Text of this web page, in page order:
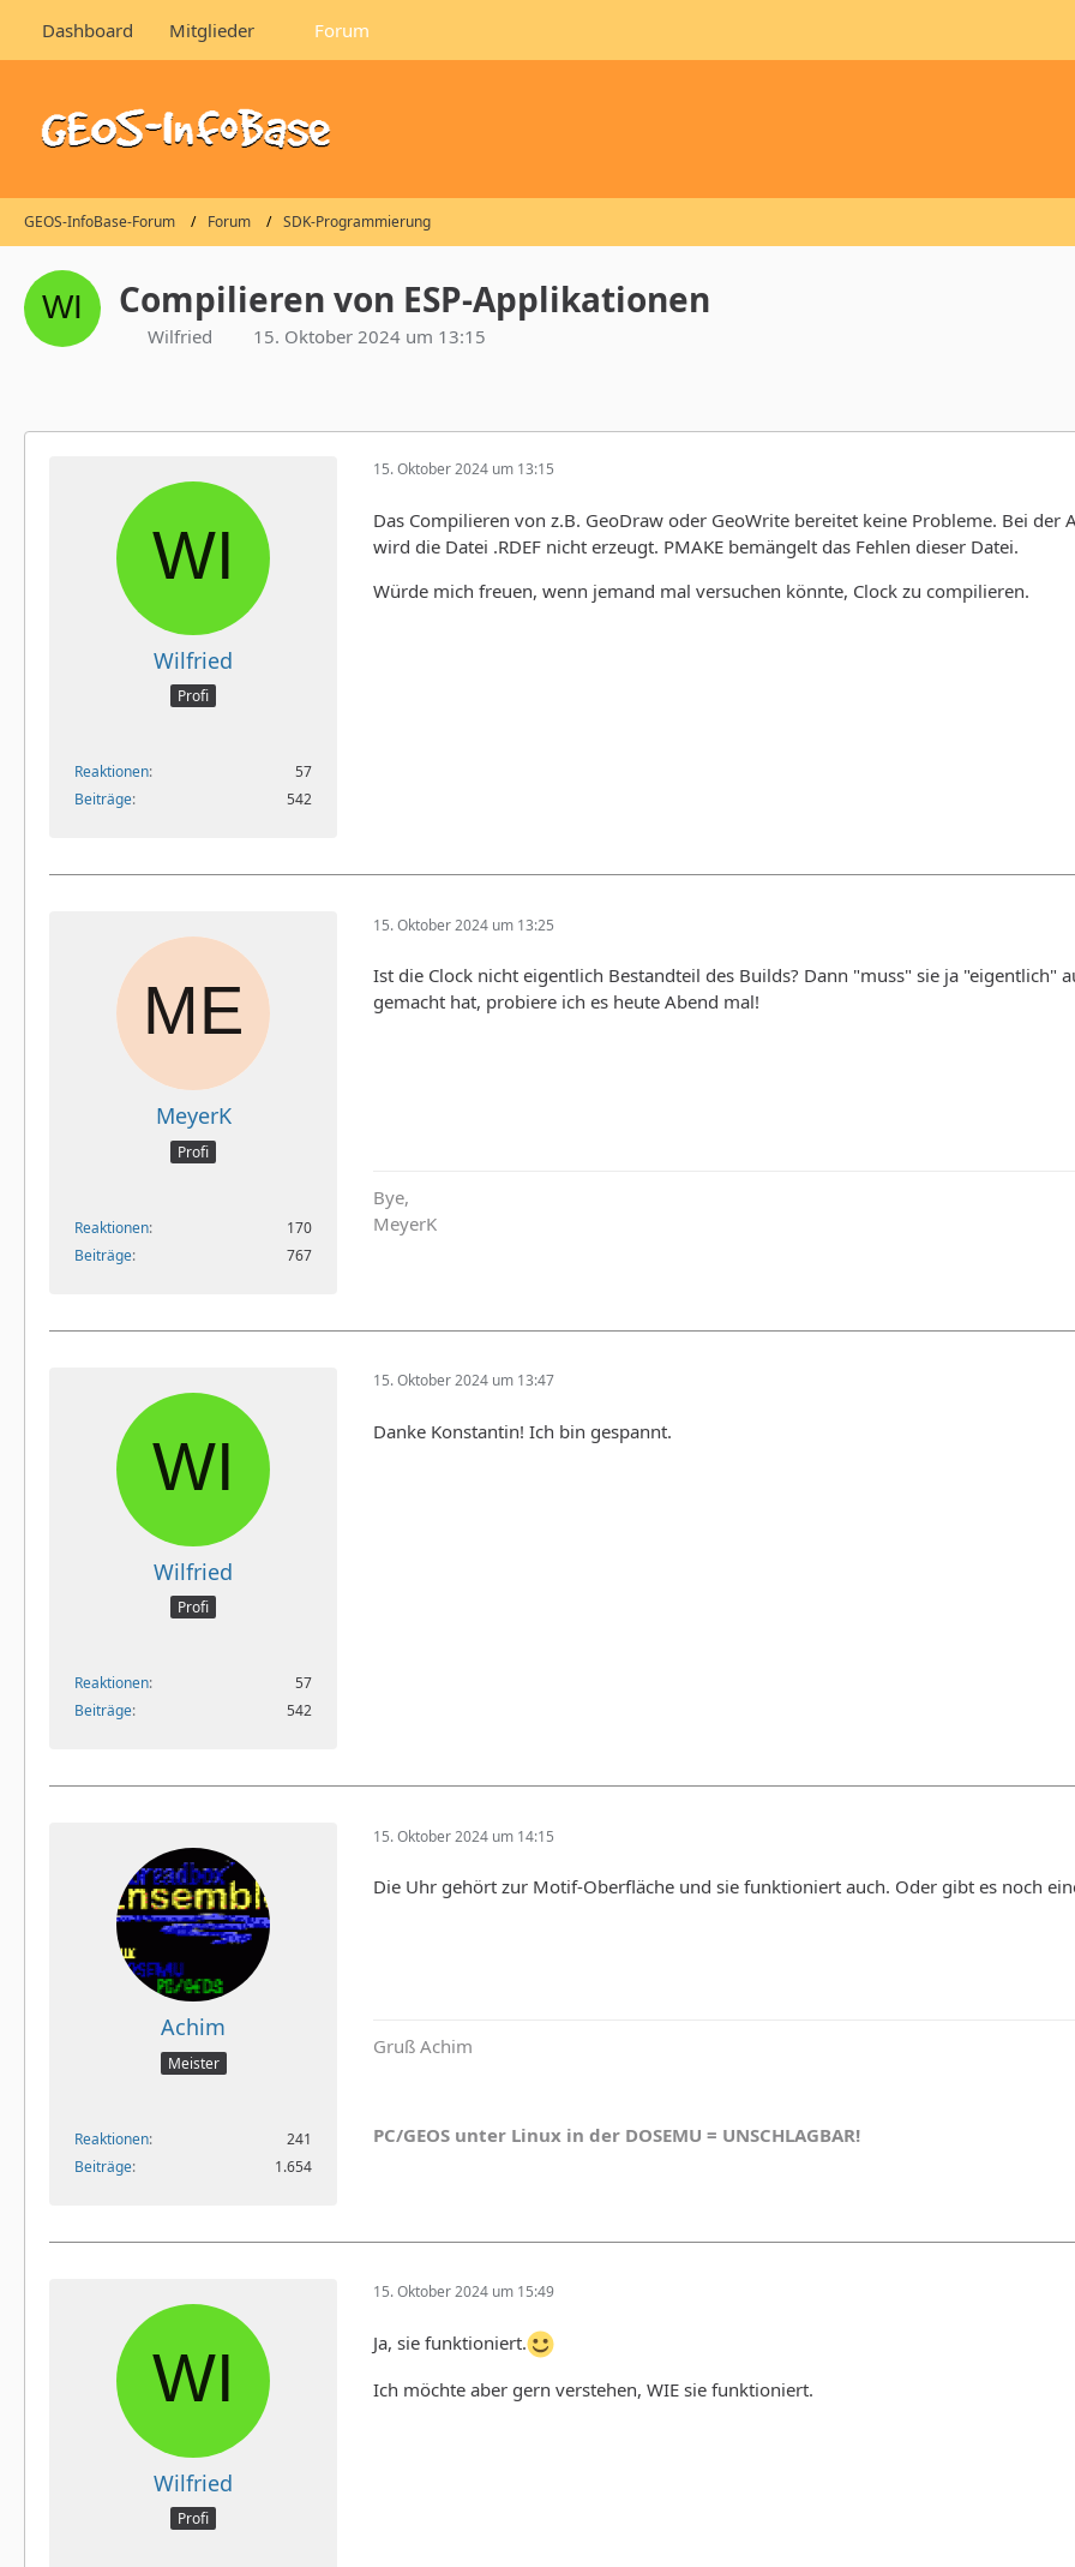
Dashboard Mitglieder Forum
GEOS-InfoBase-Forum Forum SDK-Programmierung
Compilieren von ESP-Applikationen
Wilfried 15. Oktober 2024 um 13:15
Wilfried
Profi
Reaktionen
57
Beiträge
542
15. Oktober 2024 um 13:15
Das Compilieren von z.B. GeoDraw oder GeoWrite bereitet keine Probleme. Bei
wird die Datei .RDEF nicht erzeugt. PMAKE bemängelt das Fehlen dieser Datei.
Würde mich freuen, wenn jemand mal versuchen könnte, Clock zu compilieren.
MeyerK
Profi
Reaktionen
170
Beiträge
767
15. Oktober 2024 um 13:25
Ist die Clock nicht eigentlich Bestandteil des Builds? Dann "muss" sie ja "eigentlich"
gemacht hat, probiere ich es heute Abend mal!
Bye,
MeyerK
Wilfried
Profi
Reaktionen
57
Beiträge
542
15. Oktober 2024 um 13:47
Danke Konstantin! Ich bin gespannt.
Achim
Meister
Reaktionen
241
Beiträge
1.654
15. Oktober 2024 um 14:15
Die Uhr gehört zur Motif-Oberfläche und sie funktioniert auch. Oder gibt es noch
Gruß Achim
PC/GEOS unter Linux in der DOSEMU = UNSCHLAGBAR!
Wilfried
Profi
15. Oktober 2024 um 15:49
Ja, sie funktioniert.
Ich möchte aber gern verstehen, WIE sie funktioniert.